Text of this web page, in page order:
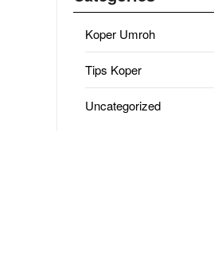
Koper Umroh
Tips Koper
Uncategorized